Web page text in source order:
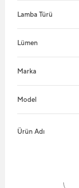
Lamba Türü
Lümen
Marka
Model
Ürün Adı